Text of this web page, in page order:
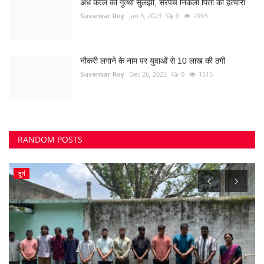
अंधे कत्ल की गुत्थी सुलझी, सरपंच निकला पिता का हत्यारा
Suvankar Roy Jan 3, 2023 0 2993
नौकरी लगाने के नाम पर युवाओं से 10 लाख की ठगी
Suvankar Roy Dec 26, 2022 0 1515
RANDOM POSTS
दुर्ग